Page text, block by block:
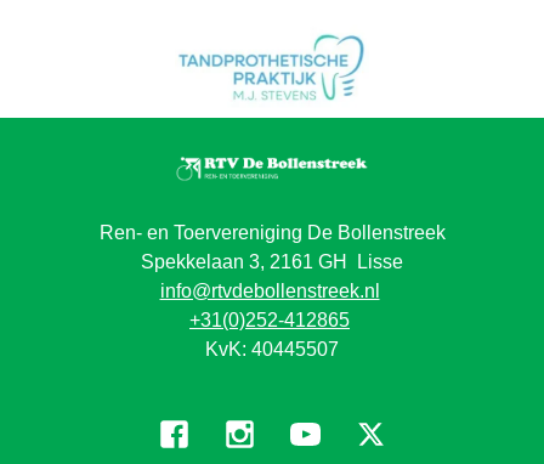
Ren- en Toervereniging De Bollenstreek
Spekkelaan 3, 2161 GH Lisse
info@rtvdebollenstreek.nl
+31(0)252-412865
KvK: 40445507